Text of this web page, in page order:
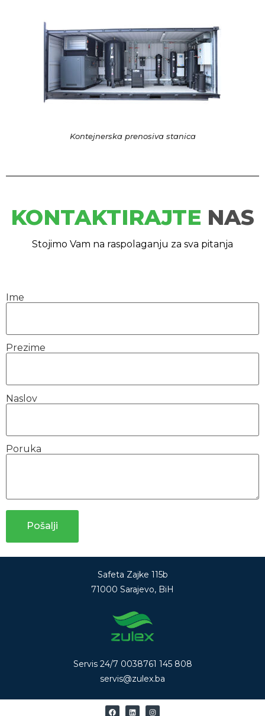
Kontejnerska prenosiva stanica
KONTAKTIRAJTE NAS
Stojimo Vam na raspolaganju za sva pitanja
Ime
Prezime
Naslov
Poruka
Pošalji
Safeta Zajke 115b
71000 Sarajevo, BiH
Servis 24/7 0038761 145 808
servis@zulex.ba